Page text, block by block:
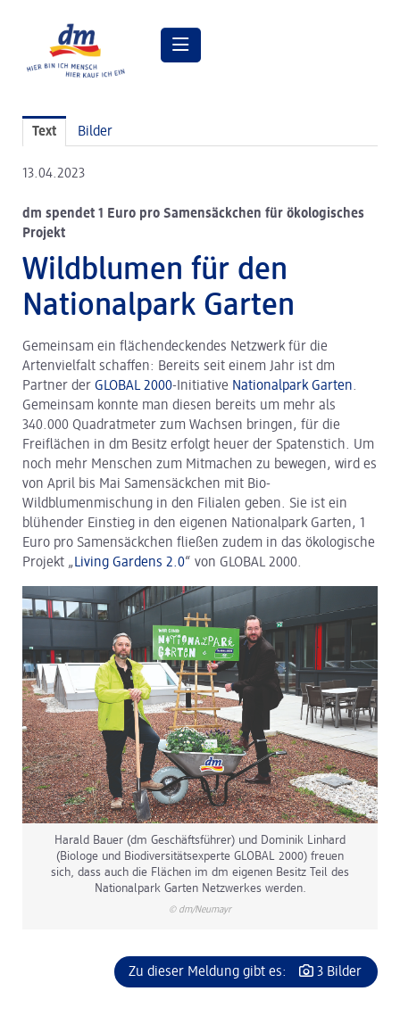
Pressebilder
dm Geschäftsführung
dm Markt
Lehre bei dm
Arbeiten bei dm
dm Online Shop
PAYBACK
Über dm
ACTIVE BEAUTY
Text Bilder
13.04.2023
dm spendet 1 Euro pro Samensäckchen für ökologisches
Projekt
Wildblumen für den
Nationalpark Garten
Gemeinsam ein flächendeckendes Netzwerk für die
Artenvielfalt schaffen: Bereits seit einem Jahr ist dm
Partner der GLOBAL 2000-Initiative Nationalpark Garten.
Gemeinsam konnte man diesen bereits um mehr als
340.000 Quadratmeter zum Wachsen bringen, für die
Freiflächen in dm Besitz erfolgt heuer der Spatenstich. Um
noch mehr Menschen zum Mitmachen zu bewegen, wird es
von April bis Mai Samensäckchen mit Bio-
Wildblumenmischung in den Filialen geben. Sie ist ein
blühender Einstieg in den eigenen Nationalpark Garten, 1
Euro pro Samensäckchen fließen zudem in das ökologische
Projekt „Living Gardens 2.0“ von GLOBAL 2000.
Harald Bauer (dm Geschäftsführer) und Dominik Linhard
(Biologe und Biodiversitätsexperte GLOBAL 2000) freuen
sich, dass auch die Flächen im dm eigenen Besitz Teil des
Nationalpark Garten Netzwerkes werden.
© dm/Neumayr
Zu dieser Meldung gibt es: 3 Bilder